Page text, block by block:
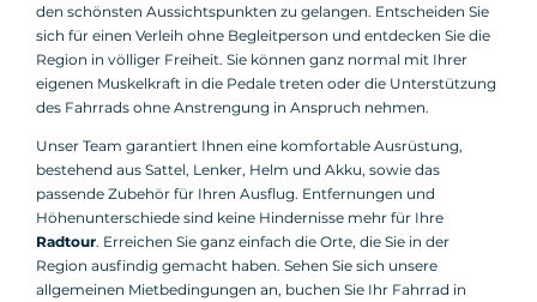
den schönsten Aussichtspunkten zu gelangen. Entscheiden Sie
sich für einen Verleih ohne Begleitperson und entdecken Sie die
Region in völliger Freiheit. Sie können ganz normal mit Ihrer
eigenen Muskelkraft in die Pedale treten oder die Unterstützung
des Fahrrads ohne Anstrengung in Anspruch nehmen.
Unser Team garantiert Ihnen eine komfortable Ausrüstung,
bestehend aus Sattel, Lenker, Helm und Akku, sowie das
passende Zubehör für Ihren Ausflug. Entfernungen und
Höhenunterschiede sind keine Hindernisse mehr für Ihre
Radtour. Erreichen Sie ganz einfach die Orte, die Sie in der
Region ausfindig gemacht haben. Sehen Sie sich unsere
allgemeinen Mietbedingungen an, buchen Sie Ihr Fahrrad in